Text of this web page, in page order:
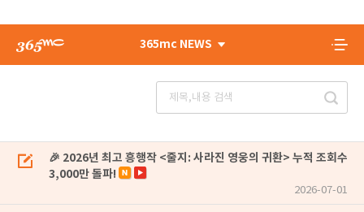
365mc NEWS
🎉 2026년 최고 흥행작 <줄지: 사라진 영웅의 귀환> 누적 조회수
3,000만 돌파!
2026-07-01